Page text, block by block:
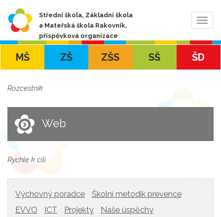
Střední škola, Základní škola
a Mateřská škola Rakovník,
příspěvková organizace
MŠ ZŠ ZŠS SŠ ŠD
Rozcestník
Web
Rychle k cíli
Výchovný poradce
Školní metodik prevence
EVVO
ICT Projekty
Naše úspěchy